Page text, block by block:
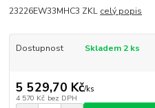
23226EW33MHC3 ZKL celý popis
Dostupnost Skladem 2 ks
5 529,70 Kč/ks
4 570 Kč bez DPH